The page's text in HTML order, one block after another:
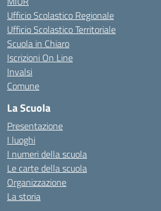
Ufficio Scolastico Regionale
Ufficio Scolastico Territoriale
Scuola in Chiaro
Iscrizioni On Line
Invalsi
Comune
La Scuola
Presentazione
I luoghi
I numeri della scuola
Le carte della scuola
Organizzazione
La storia